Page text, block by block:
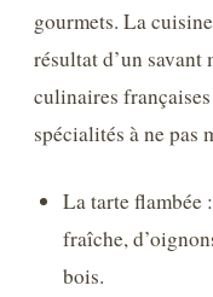
gourmets. La
résultat d’un
culinaires
spécialités à ne pas
La tarte flambée
fraîche,
bois.